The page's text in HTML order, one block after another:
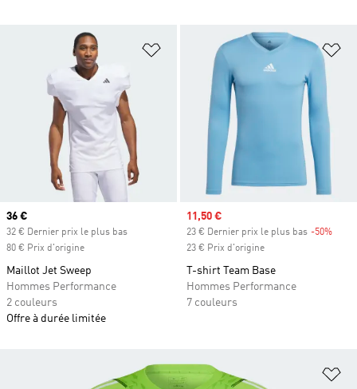
Ajouter à la Liste de produits
Prix actuel
36 €
32 € Dernier prix le plus bas
80 € Prix d'origine
Maillot Jet Sweep
Hommes Performance
2 couleurs
Offre à durée limitée
Prix soldé
11,50 €
23 € Dernier prix le plus bas -50%
23 € Prix d'origine
T-shirt Team Base
Hommes Performance
7 couleurs